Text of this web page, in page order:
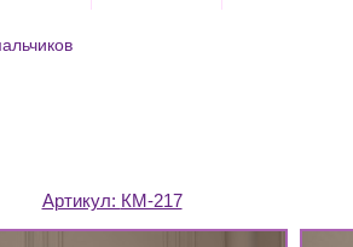
Артикул: КМ-217